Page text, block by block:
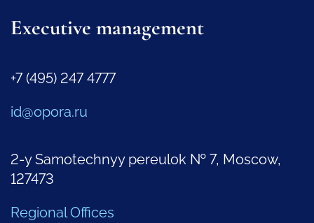
Executive management
+7 (495) 247 4777
id@opora.ru
2-y Samotechnyy pereulok № 7, Moscow,
127473
Regional Offices